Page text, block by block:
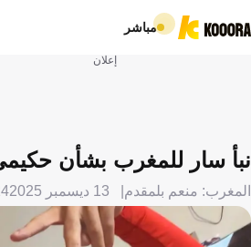
مباشر
إعلان
نبأ سار للمغرب بشأن
المغرب: منعم بلمقدم 13 ديسمبر 2025